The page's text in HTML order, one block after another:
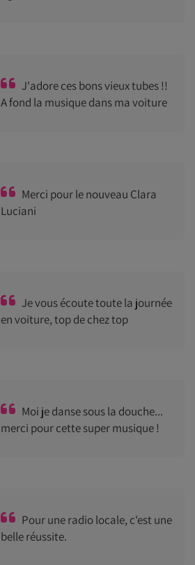
J'adore ces bons vieux tubes !!
A fond la musique dans ma voiture
Merci pour le nouveau Clara
Luciani
Je vous écoute toute la journée
en voiture, top de chez top
Moi je danse sous la douche...
merci pour cette super musique !
Pour une radio locale, c'est une
belle réussite.